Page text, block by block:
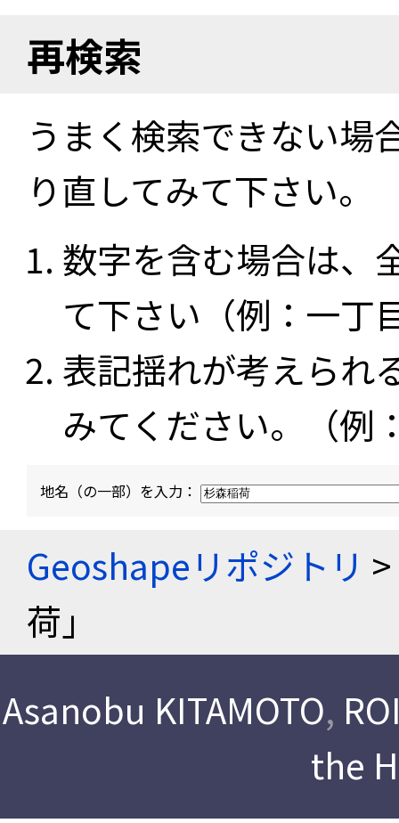
再検索
うまく検索できない場
り直してみて下さい。
数字を含む場合は、
て下さい（例：一
表記揺れが考えられ
みてください。（例
地名（の一部）を入力：
Geoshapeリポジトリ >
荷」
Asanobu KITAMOTO,
the